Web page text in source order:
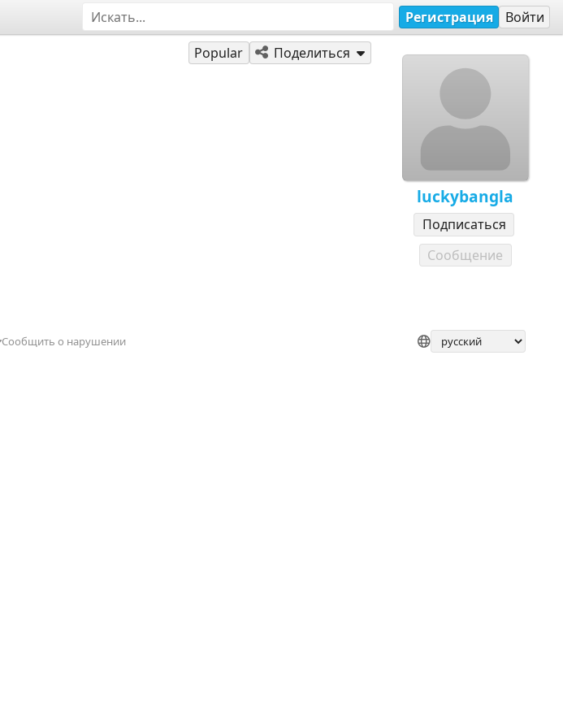
Регистрация Войти
luckybangla
Подписаться
Сообщение
Popular
Поделиться
Сообщить о нарушении